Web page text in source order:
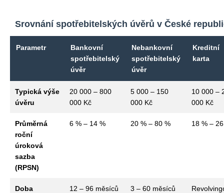
Srovnání spotřebitelských úvěrů v České
Parametr
Bankovní
spotřebitelský
úvěr
Nebankovní
spotřebitelský
úvěr
Kreditní
karta
Typická výše
úvěru
20 000 – 800
000 Kč
5 000 – 150
000 Kč
10 000 –
000 Kč
Průměrná
roční
úroková
sazba
(RPSN)
6 % – 14 % 20 % – 80 % 18 % –
Doba
12 – 96 měsíců 3 – 60 měsíců